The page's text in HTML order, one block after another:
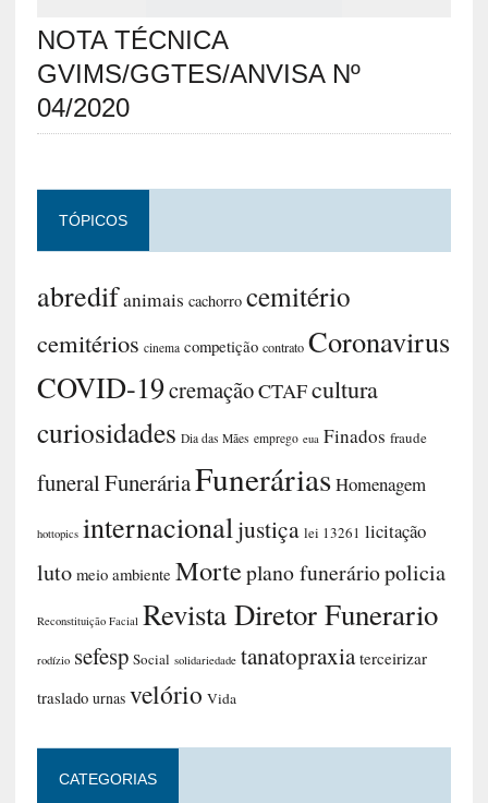
NOTA TÉCNICA
GVIMS/GGTES/ANVISA Nº
04/2020
TÓPICOS
abredifanimais cachorro cemitério
cemitérios cinema competição contrato Coronavirus
COVID-19cremaçãoCTAFcultura
curiosidades Dia das Mães emprego eua Finados fraude
funeralFuneráriaFuneráriasHomenagem
hottopics internacionaljustiça lei 13261 licitação
luto meio ambiente Morteplano funeráriopolicia
Reconstituição Facial Revista Diretor Funerario
rodízio sefesp Social solidariedade tanatopraxia terceirizar
traslado urnas velório Vida
CATEGORIAS